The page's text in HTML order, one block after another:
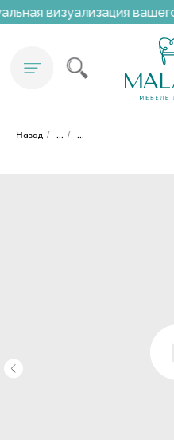
визуализация
Назад / ... / ...